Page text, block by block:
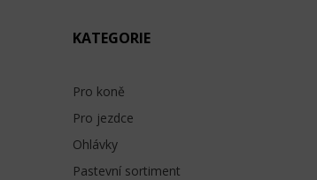
KATEGORIE
Pro koně
Pro jezdce
Ohlávky
Pastevní sortiment